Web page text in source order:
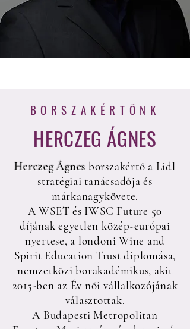
BORSZAKÉRTŐNK
HERCZEG ÁGNES
Herczeg Ágnes borszakértő a Lidl
stratégiai tanácsadója és
márkanagykövete.
A WSET és IWSC Future 50
díjának egyetlen közép-európai
nyertese, a londoni Wine and
Spirit Education Trust diplomása,
nemzetközi borakadémikus, akit
2015-ben az Év női vállalkozójának
választottak.
A Budapesti Metropolitan